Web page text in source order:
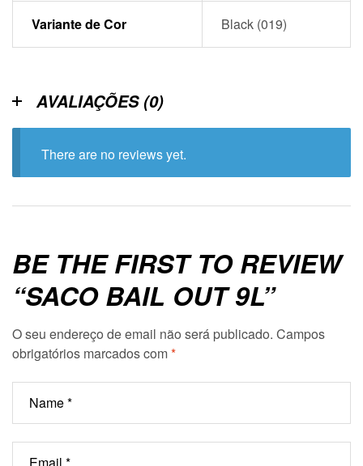
Variante de Cor Black (019)
AVALIAÇÕES (0)
There are no reviews yet.
BE THE FIRST TO REVIEW
“SACO BAIL OUT 9L”
O seu endereço de email não será publicado. Campos
obrigatórios marcados com*